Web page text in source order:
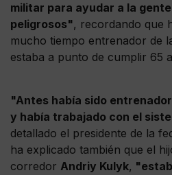
militar para ayudar a la
peligrosos", recordando que
mucho tiempo entrenador de
estaba a punto de cumplir 65
"Antes había sido
y había trabajado con el
detallado el presidente de la
ha explicado también que el
corredor Andriy Kulyk,